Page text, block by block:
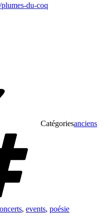
du-coq
Catégoriesanciens
, events, poésie